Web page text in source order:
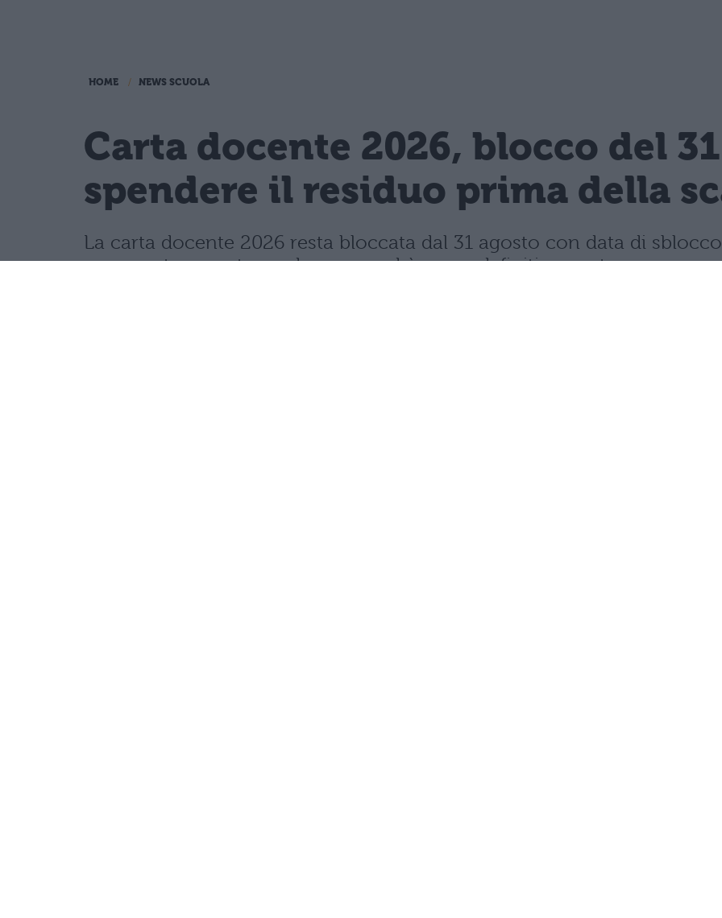
HOME NEWS SCUOLA
Carta docente 2026, blocco del
spendere il residuo prima della
La carta docente 2026 resta bloccata dal 31 agosto con data di
speso entro questa scadenza o andrà perso definitivamente.